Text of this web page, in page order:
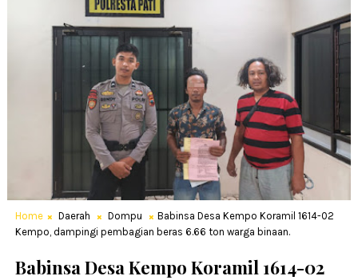
Home Daerah Dompu
Babinsa Desa Kempo Koramil 1614-02
Kempo, dampingi pembagian beras 6.66 ton warga binaan.
Babinsa Desa Kempo Koramil 1614-02